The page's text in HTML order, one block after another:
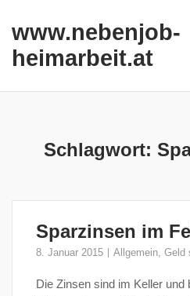
content
www.nebenjob-
heimarbeit.at
Schlagwort:
Sparzinsen im
8. Januar 2015 Allgemein, Geld
Die Zinsen sind im Keller und